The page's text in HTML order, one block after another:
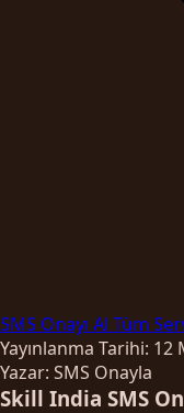
SMS Onayı Al Tüm
Yayınlanma Tarihi: 12
Yazar: SMS Onayla
Skill India SMS